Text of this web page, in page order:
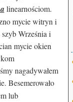
linearnościom.
mycie witryn i
Września i
mycie okien
nagadywałem
Besemerowało
lub